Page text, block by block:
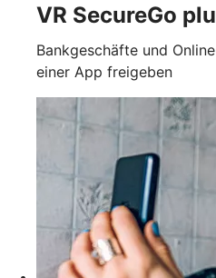
VR SecureGo
Bankgeschäfte und
einer App freigeben